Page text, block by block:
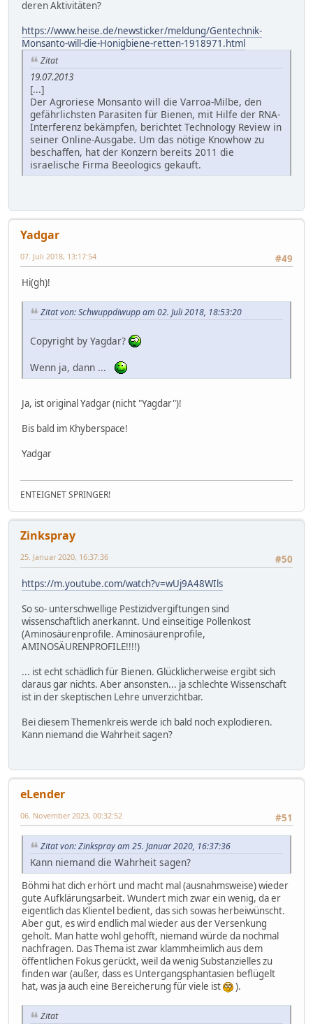
deren Aktivitäten?
https://www.heise.de/newsticker/meldung/Gentechnik-
Monsanto-will-die-Honigbiene-retten-1918971.html
Zitat
19.07.2013
[...]
Der Agroriese Monsanto will die Varroa-Milbe, den
gefährlichsten Parasiten für Bienen, mit Hilfe der RNA-
Interferenz bekämpfen, berichtet Technology Review in
seiner Online-Ausgabe. Um das nötige Knowhow zu
beschaffen, hat der Konzern bereits 2011 die
israelische Firma Beeologics gekauft.
Yadgar
#49
07. Juli 2018, 13:17:54
Hi(gh)!
Zitat von: Schwuppdiwupp am 02. Juli 2018, 18:53:20
Copyright by Yagdar?
Wenn ja, dann ...
Ja, ist original Yadgar (nicht "Yagdar")!
Bis bald im Khyberspace!
Yadgar
ENTEIGNET SPRINGER!
Zinkspray
#50
25. Januar 2020, 16:37:36
https://m.youtube.com/watch?v=wUj9A48WIls
So so- unterschwellige Pestizidvergiftungen sind
wissenschaftlich anerkannt. Und einseitige Pollenkost
(Aminosäurenprofile. Aminosäurenprofile,
AMINOSÄURENPROFILE!!!!)
... ist echt schädlich für Bienen. Glücklicherweise ergibt sich
daraus gar nichts. Aber ansonsten... ja schlechte Wissenschaft
ist in der skeptischen Lehre unverzichtbar.
Bei diesem Themenkreis werde ich bald noch explodieren.
Kann niemand die Wahrheit sagen?
eLender
#51
06. November 2023, 00:32:52
Zitat von: Zinkspray am 25. Januar 2020, 16:37:36
Kann niemand die Wahrheit sagen?
Böhmi hat dich erhört und macht mal (ausnahmsweise) wieder
gute Aufklärungsarbeit. Wundert mich zwar ein wenig, da er
eigentlich das Klientel bedient, das sich sowas herbeiwünscht.
Aber gut, es wird endlich mal wieder aus der Versenkung
geholt. Man hatte wohl gehofft, niemand würde da nochmal
nachfragen. Das Thema ist zwar klammheimlich aus dem
öffentlichen Fokus gerückt, weil da wenig Substanzielles zu
finden war (außer, dass es Untergangsphantasien beflügelt
hat, was ja auch eine Bereicherung für viele ist
).
Zitat